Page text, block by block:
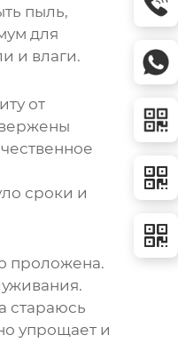
пыль,
для
и влаги.
от
сроки и
проложена.
стараюсь
упрощает и